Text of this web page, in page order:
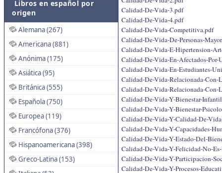
Libros en español por
origen
Alemana (267)
Americana (881)
Anónima (175)
Asiática (95)
Británica (555)
Española (750)
Europea (119)
Francófona (376)
Hispanoamericana (398)
Greco-Latina (153)
Calidad-De-Vida-3.pdf
Calidad-De-Vida-4.pdf
Calidad-De-Vida-Competitiva.pdf
Calidad-De-Vida-De-Personas-
Calidad-De-Vida-E-Hipertension-
Calidad-De-Vida-En-Afectados-Por-
Calidad-De-Vida-En-Estudiantes-
Calidad-De-Vida-Relacionada-Con-
Calidad-De-Vida-Relacionada-Con-
Calidad-De-Vida-Y-Bienestar-
Calidad-De-Vida-Y-Bienestar-
Calidad-De-Vida-Y-Calidad-De-
Calidad-De-Vida-Y-Capacidades-
Calidad-De-Vida-Y-Estado-Del-
Calidad-De-Vida-Y-Felicidad-No-
Calidad-De-Vida-Y-Participacion-
Calidad-De-Vida-Y-Procesos-